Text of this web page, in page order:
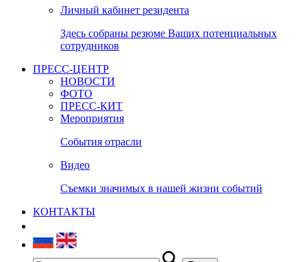
Личный кабинет резидента
Здесь собраны резюме Ваших потенциальных
сотрудников
ПРЕСС-ЦЕНТР
НОВОСТИ
ФОТО
ПРЕСС-КИТ
Мероприятия
События отрасли
Видео
Съемки значимых в нашей жизни событий
КОНТАКТЫ